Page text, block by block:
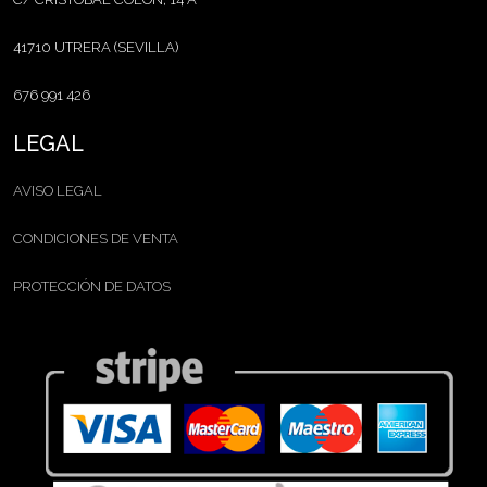
41710 UTRERA (SEVILLA)
676 991 426
LEGAL
AVISO LEGAL
CONDICIONES DE VENTA
PROTECCIÓN DE DATOS